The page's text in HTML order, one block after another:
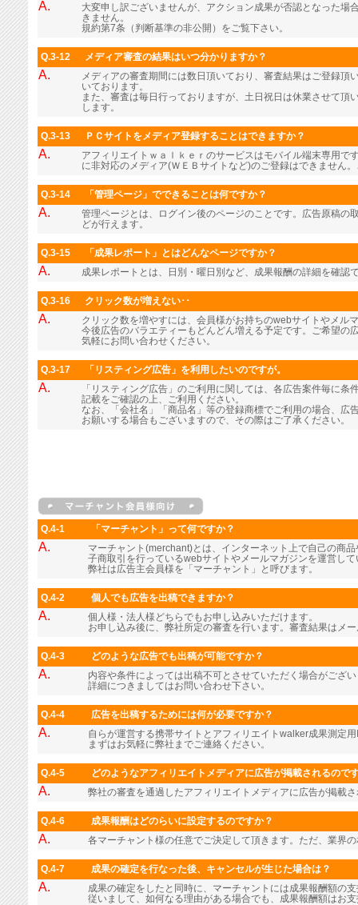
A.
大変申し訳ございませんが、アクション成果が否認となった場
きません。
規約第7条（判断基準の非公開）をご覧下さい。
Q.3-12 メディア審査の結果はいつ分かりますか？
A.
メディアの審査期間には数日頂いており、審査結果はご登録頂
いております。
また、審査は毎日行っておりますが、土日祝日は休業させて頂
します。
Q.3-13 ＰＣサイトをメディア登録することはできますか？
A.
アフィリエイトｗａｌｋｅｒのサービスはモバイル端末専用で
に非対応のメディア(ＷＥＢサイトなど)のご登録はできません
Q.3-14 「管理ページ」でできることは何ですか？
A.
管理ページとは、ログイン後のページのことです。広告原稿の
どが行えます。
Q.3-15 「成果レポート」とはどんなページですか？
A. 成果レポートとは、日別・曜日別など、成果報酬の詳細を確認
Q.3-16 クリック数が増えない･･
A.
クリック数を増やすには、会員様がお持ちのwebサイトやメル
今後広告のバラエティーもどんどん増える予定です。ご希望の
気軽にお問い合わせください。
Q.3-17 「リスティング広告」を利用したいのですが。
A.
「リスティング広告」のご利用に関しては、各広告案件毎に
記載をご確認の上、ご利用ください。
なお、「会社名」「商品名」等の登録商標でご利用の場合、広
お願いする場合もございますので、その際はご了承ください。
Q.4-1 「マーチャント」って何ですか？
A.
マーチャント(merchant)とは、インターネット上で自己の商
子商取引を行っているwebサイトやメールマガジンを運営し
弊社は広告主会員様を「マーチャント」と呼びます。
Q.4-2 個人でも広告を出稿できますか？
A.
個人様・法人様どちらでもお申し込みいただけます。
お申し込み後に、弊社所定の審査を行います。審査結果はメ
Q.4-3 どのような広告でも出稿が可能ですか？
A.
内容や条件によっては出稿不可とさせていただく場合がござ
詳細につきましてはお問い合わせ下さい。
Q.4-4 広告を出稿するためには何が必要ですか？
A.
自らが運営する携帯サイトとアフィリエイトwalker成果測定
まずはお気軽に弊社までご連絡ください。
Q.4-5 どのようなアフィリエイトメディアに広告が掲載されるので
A. 弊社の審査を通過したアフィリエイトメディアに広告が掲載
Q.4-6 成果報酬はどのらいに設定するのですか？
A. 各マーチャント様の任意でご決定して頂きます。ただ、業界
Q.4-7 成果の確定を行なった後、キャンセルが生じた場合は？
A.
成果の確定をしたと同時に、マーチャントには成果報酬額の
従いまして、如何なる理由がある場合でも、成果報酬額はお